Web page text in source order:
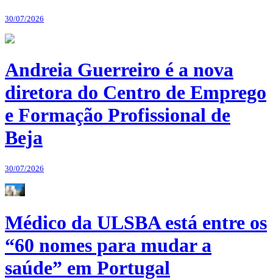
30/07/2026
Andreia Guerreiro é a nova
diretora do Centro de Emprego
e Formação Profissional de
Beja
30/07/2026
Médico da ULSBA está entre os
“60 nomes para mudar a
saúde” em Portugal